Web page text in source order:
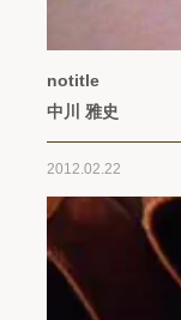
notitle
中川 雅史
2012.02.22